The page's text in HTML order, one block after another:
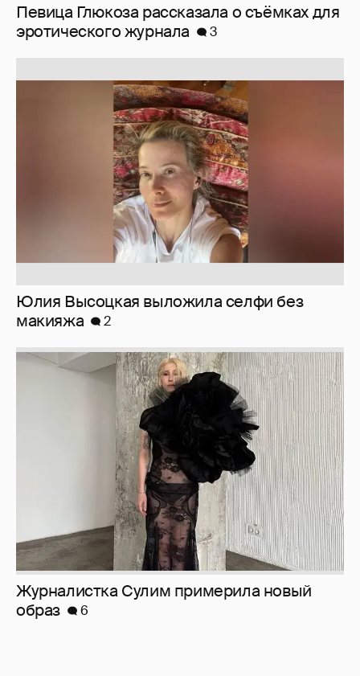
Певица Глюкоза рассказала о съёмках для
эротического журнала
3
Юлия Высоцкая выложила селфи без
макияжа
2
Журналистка Сулим примерила новый
образ
6